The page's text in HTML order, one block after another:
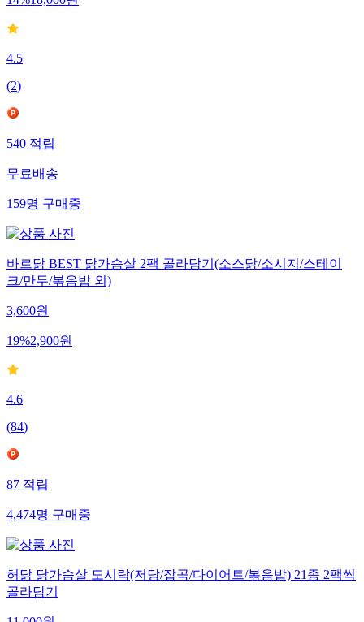
14%18,000원
4.5
(2)
540적립
무료배송
159명구매중
바르닭 BEST 닭가슴살 2팩 골라담기(소스닭/소시지/스테이
크/만두/볶음밥 외)
3,600원
19%2,900원
4.6
(84)
87적립
4,474명구매중
허닭 닭가슴살 도시락(저당/잡곡/다이어트/볶음밥) 21종 2팩씩
골라담기